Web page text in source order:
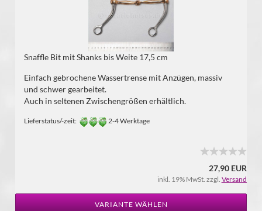
Snaffle Bit mit Shanks bis Weite 17,5 cm
Einfach gebrochene Wassertrense mit Anzügen, massiv
und schwer gearbeitet.
Auch in seltenen Zwischengrößen erhältlich.
Lieferstatus/-zeit: 2-4 Werktage
27,90 EUR
inkl. 19% MwSt. zzgl. Versand
VARIANTE WÄHLEN